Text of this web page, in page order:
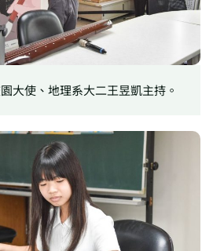
大使、地理系大二王昱凱主持。